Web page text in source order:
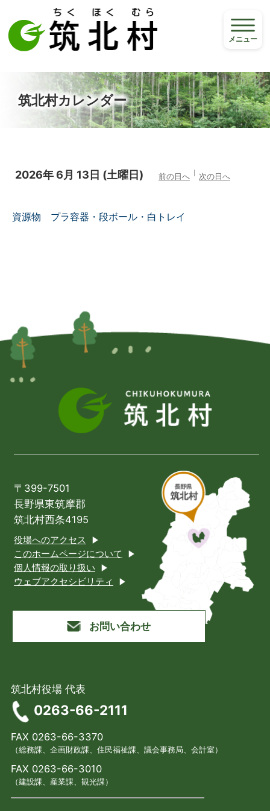
メニュー
筑北村カレンダー
2026年 6月 13日 (土曜日) 前の日へ 次の日へ
資源物 プラ容器・段ボール・白トレイ
〒399-7501
長野県東筑摩郡
筑北村西条4195
役場へのアクセス
このホームページについて
個人情報の取り扱い
ウェブアクセシビリティ
お問い合わせ
筑北村役場 代表
0263-66-2111
FAX 0263-66-3370
（総務課、企画財政課、住民福祉課、議会事務局、会計室）
FAX 0263-66-3010
（建設課、産業課、観光課）